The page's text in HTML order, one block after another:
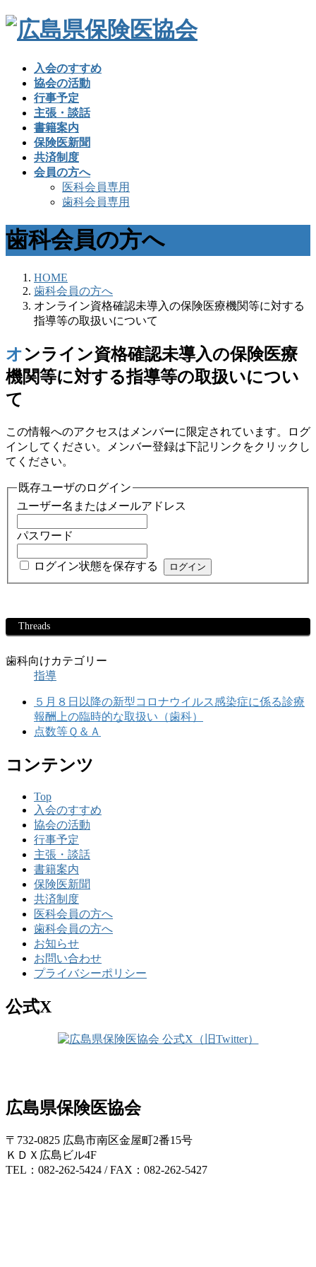
入会のすすめ
協会の活動
行事予定
主張・談話
書籍案内
保険医新聞
共済制度
会員の方へ
医科会員専用
歯科会員専用
歯科会員の方へ
HOME
歯科会員の方へ
オンライン資格確認未導入の保険医療機関等に対する
指導等の取扱いについて
オンライン資格確認未導入の保険医療
機関等に対する指導等の取扱いについ
て
この情報へのアクセスはメンバーに限定されています。ログ
インしてください。メンバー登録は下記リンクをクリックし
てください。
既存ユーザのログイン
ユーザー名またはメールアドレス
パスワード
ログイン状態を保存する
Threads
歯科向けカテゴリー
指導
５月８日以降の新型コロナウイルス感染症に係る診療
報酬上の臨時的な取扱い（歯科）
点数等Ｑ＆Ａ
コンテンツ
Top
入会のすすめ
協会の活動
行事予定
主張・談話
書籍案内
保険医新聞
共済制度
医科会員の方へ
歯科会員の方へ
お知らせ
お問い合わせ
プライバシーポリシー
公式X
広島県保険医協会
〒732-0825 広島市南区金屋町2番15号
ＫＤＸ広島ビル4F
TEL：082-262-5424 / FAX：082-262-5427